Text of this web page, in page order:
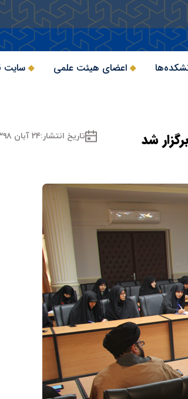
اعضای هیئت علمی سایت
شد تاریخ انتشار:۲۴ آبان ۱۳۹۸